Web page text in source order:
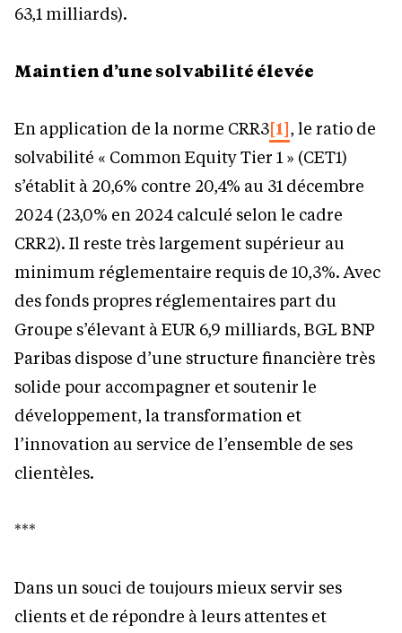
63,1 milliards).
Maintien d’une solvabilité élevée
En application de la norme CRR3[1], le ratio de
solvabilité « Common Equity Tier 1 » (CET1)
s’établit à 20,6% contre 20,4% au 31 décembre
2024 (23,0% en 2024 calculé selon le cadre
CRR2). Il reste très largement supérieur au
minimum réglementaire requis de 10,3%. Avec
des fonds propres réglementaires part du
Groupe s’élevant à EUR 6,9 milliards, BGL BNP
Paribas dispose d’une structure financière très
solide pour accompagner et soutenir le
développement, la transformation et
l’innovation au service de l’ensemble de ses
clientèles.
***
Dans un souci de toujours mieux servir ses
clients et de répondre à leurs attentes et